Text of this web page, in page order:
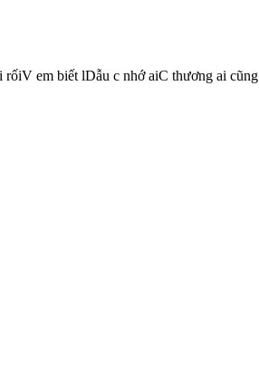
em biết lDẫu c nhớ aiC thương ai cũng